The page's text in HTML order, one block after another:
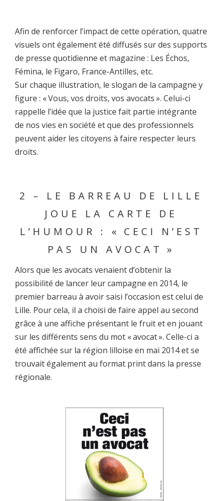
Afin de renforcer l’impact de cette opération, quatre
visuels ont également été diffusés sur des supports
de presse quotidienne et magazine : Les Échos,
Fémina, le Figaro, France-Antilles, etc.
Sur chaque illustration, le slogan de la campagne y
figure : « Vous, vos droits, vos avocats ». Celui-ci
rappelle l’idée que la justice fait partie intégrante
de nos vies en société et que des professionnels
peuvent aider les citoyens à faire respecter leurs
droits.
2 – LE BARREAU DE LILLE
JOUE LA CARTE DE
L’HUMOUR : « CECI N’EST
PAS UN AVOCAT »
Alors que les avocats venaient d’obtenir la
possibilité de lancer leur campagne en 2014, le
premier barreau à avoir saisi l’occasion est celui de
Lille. Pour cela, il a choisi de faire appel au second
grâce à une affiche présentant le fruit et en jouant
sur les différents sens du mot « avocat ». Celle-ci a
été affichée sur la région lilloise en mai 2014 et se
trouvait également au format print dans la presse
régionale.